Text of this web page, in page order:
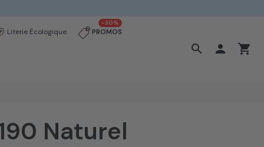
Literie Écologique PROMOS
-30%
search  shopping_cart
Naturel